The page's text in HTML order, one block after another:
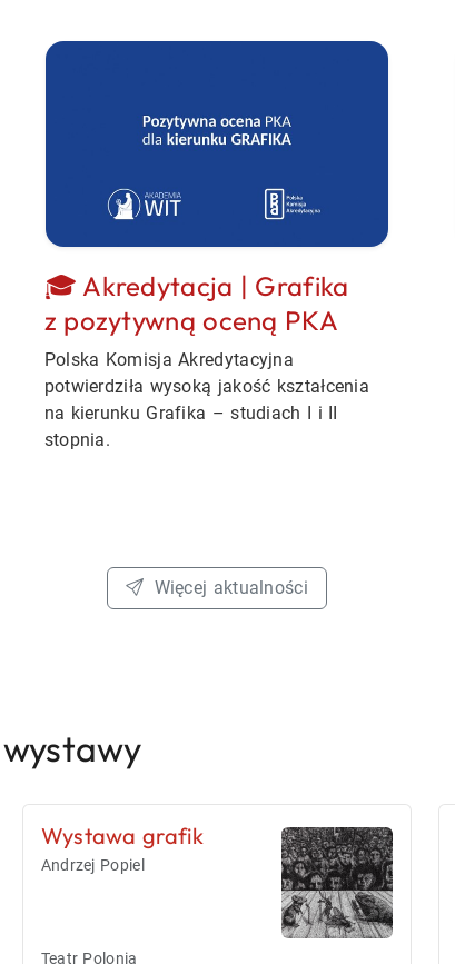
🎓 Akredytacja | Grafika
z pozytywną oceną PKA
Polska Komisja Akredytacyjna
potwierdziła wysoką jakość kształcenia
na kierunku Grafika – studiach I i II
stopnia.
Więcej aktualności
Wystawa grafik
Andrzej Popiel
Teatr Polonia